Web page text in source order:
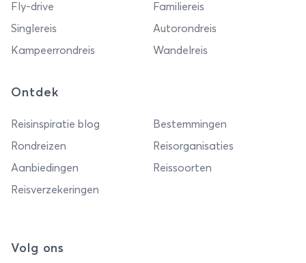
Fly-drive
Familiereis
Singlereis
Autorondreis
Kampeerrondreis
Wandelreis
Ontdek
Reisinspiratie blog
Bestemmingen
Rondreizen
Reisorganisaties
Aanbiedingen
Reissoorten
Reisverzekeringen
Volg ons